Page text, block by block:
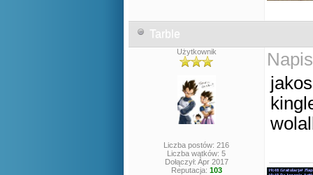
Tarble
Użytkownik
Liczba postów: 216
Liczba wątków: 5
Dołączył: Apr 2017
Reputacja: 103